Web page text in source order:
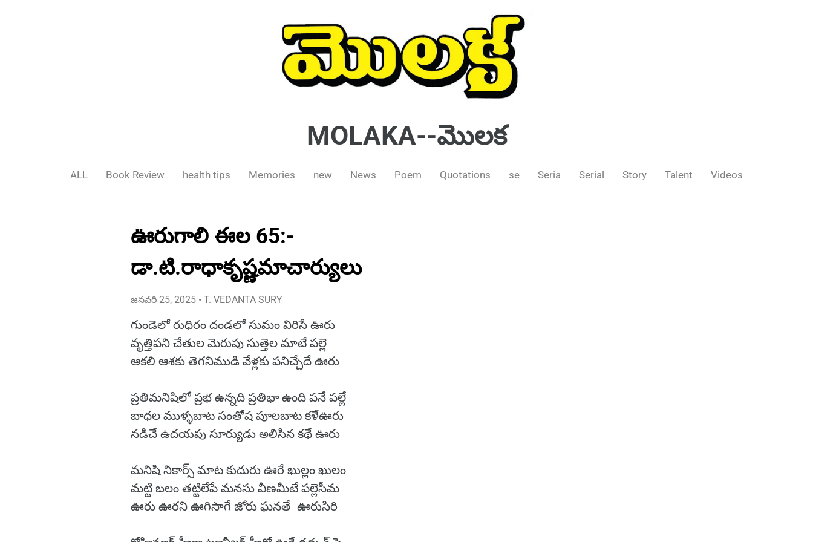
MOLAKA--మొలక
ALL Book Review health tips Memories new News Poem Quotations se Seria Serial Story Talent Videos
ఊరుగాలి ఈల 65:-
డా.టి.రాధాకృష్ణమాచార్యులు
జనవరి 25, 2025 • T. VEDANTA SURY
గుండెలో రుధిరం దండలో సుమం విరిసే ఊరు
వృత్తిపని చేతుల మెరుపు సుత్తెల మాటే పల్లె
ఆకలి ఆశకు తెగనిముడి వేళ్లకు పనిచ్చేదే ఊరు
ప్రతిమనిషిలో ప్రభ ఉన్నది ప్రతిభా ఉంది పనే పల్లే
బాధల ముళ్ళబాట సంతోష పూలబాట కళేఊరు
నడిచే ఉదయపు సూర్యుడు అలిసిన కథే ఊరు
మనిషి నికార్స్ మాట కుదురు ఊరే ఖుల్లం ఖులం
మట్టి బలం తట్టిలేపే మనసు వీణమీటే పల్లెసీమ
ఊరు ఊరని ఊగిసాగే జోరు ఘనతే ఊరుసిరి